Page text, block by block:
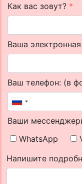
Как вас зовут? *
Ваша
Ваш телефон: (в
Ваши
WhatsApp
Напишите